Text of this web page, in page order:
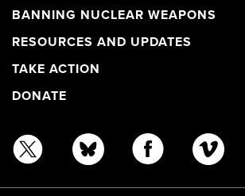
BANNING NUCLEAR WEAPONS
RESOURCES AND UPDATES
TAKE ACTION
DONATE